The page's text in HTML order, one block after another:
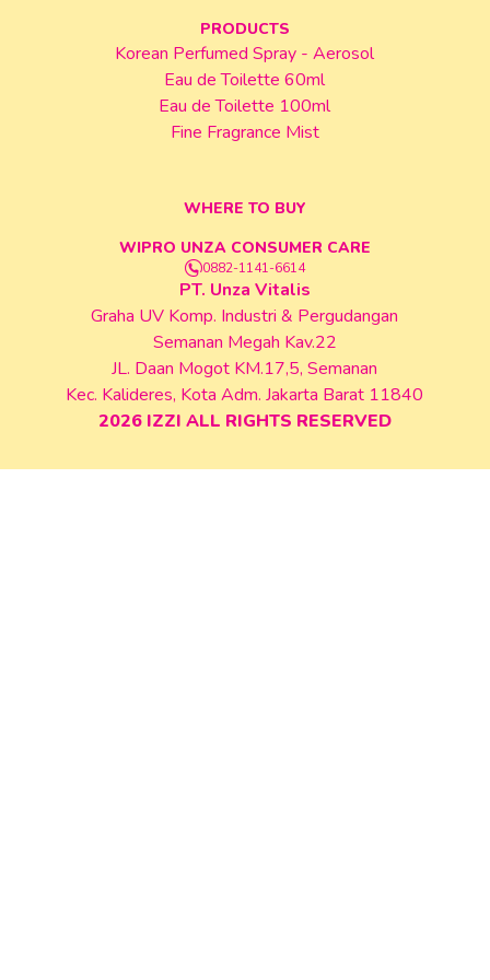
PRODUCTS
Korean Perfumed Spray - Aerosol
Eau de Toilette 60ml
Eau de Toilette 100ml
Fine Fragrance Mist
WHERE TO BUY
WIPRO UNZA CONSUMER CARE
0882-1141-6614
PT. Unza Vitalis
Graha UV Komp. Industri & Pergudangan
Semanan Megah Kav.22
JL. Daan Mogot KM.17,5, Semanan
Kec. Kalideres, Kota Adm. Jakarta Barat 11840
2026IZZI ALL RIGHTS RESERVED